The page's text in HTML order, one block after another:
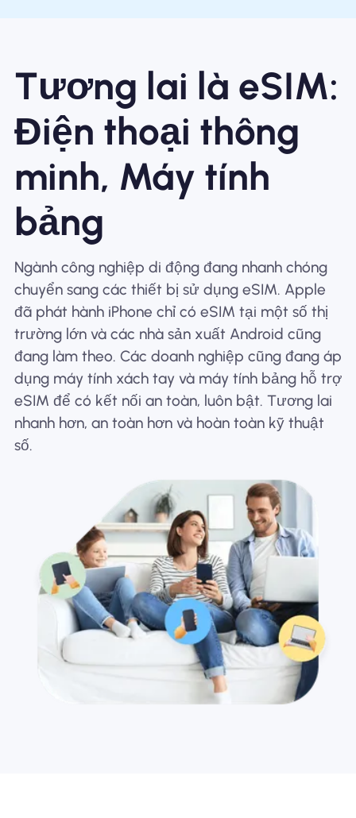
Tương lai là eSIM:
Điện thoại thông
minh, Máy tính
bảng
Ngành công nghiệp di động đang nhanh chóng
chuyển sang các thiết bị sử dụng eSIM. Apple
đã phát hành iPhone chỉ có eSIM tại một số thị
trường lớn và các nhà sản xuất Android cũng
đang làm theo. Các doanh nghiệp cũng đang áp
dụng máy tính xách tay và máy tính bảng hỗ trợ
eSIM để có kết nối an toàn, luôn bật. Tương lai
nhanh hơn, an toàn hơn và hoàn toàn kỹ thuật
số.